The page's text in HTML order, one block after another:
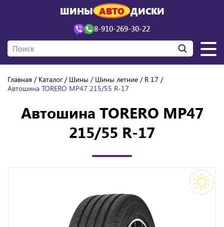
ШИНЫ АВТО ДИСКИ
8-910-269-30-22
Главная Каталог Шины Шины летние
R 17
Автошина TORERO MP47 215/55 R-17
Автошина TORERO MP47
215/55 R-17